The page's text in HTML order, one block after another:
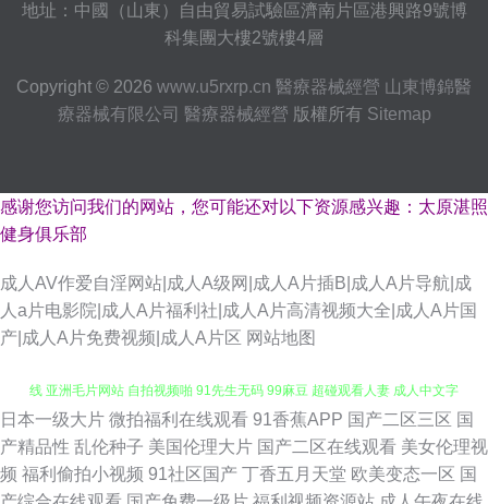
地址：中國（山東）自由貿易試驗區濟南片區港興路9號博
科集團大樓2號樓4層
Copyright © 2026 www.u5rxrp.cn 醫療器械經營 山東博錦醫
療器械有限公司 醫療器械經營 版權所有 Sitemap
感谢您访问我们的网站，您可能还对以下资源感兴趣：太原湛照
健身俱乐部
成人AV作爱自淫网站|成人A级网|成人A片插B|成人A片导航|成
人a片电影院|成人A片福利社|成人A片高清视频大全|成人A片国
产|成人A片免费视频|成人A片区 网站地图
日日夜夜看毛片 成人不卡视频 日韩成人在线观看 婷婷性爱 午夜国产传媒在
线 亚洲毛片网站 自拍视频啪 91先生无码 99麻豆 超碰观看人妻 成人中文字
日本一级大片 微拍福利在线观看 91香蕉APP 国产二区三区 国
产精品性 乱伦种子 美国伦理大片 国产二区在线观看 美女伦理视
频 福利偷拍小视频 91社区国产 丁香五月天堂 欧美变态一区 国